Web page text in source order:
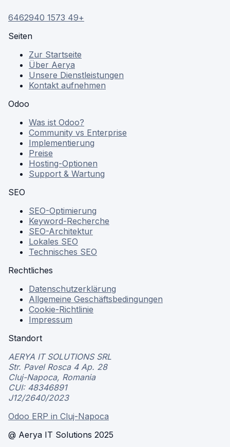
+49 1573 6462940
Seiten
Zur Startseite
Über Aerya
Unsere Dienstleistungen
Kontakt aufnehmen
Odoo
Was ist Odoo?
Community vs Enterprise
Implementierung
Preise
Hosting-Optionen
Support & Wartung
SEO
SEO-Optimierung
Keyword-Recherche
SEO-Architektur
Lokales SEO
Technisches SEO
Rechtliches
Datenschutzerklärung
Allgemeine Geschäftsbedingungen
Cookie-Richtlinie
Impressum
Standort
AERYA IT SOLUTIONS SRL
Str. Pavel Rosca 4 Ap. 28
Cluj-Napoca, Romania
CUI: 48346891
J12/2640/2023
Odoo ERP in Cluj-Napoca
@ Aerya IT Solutions 2025